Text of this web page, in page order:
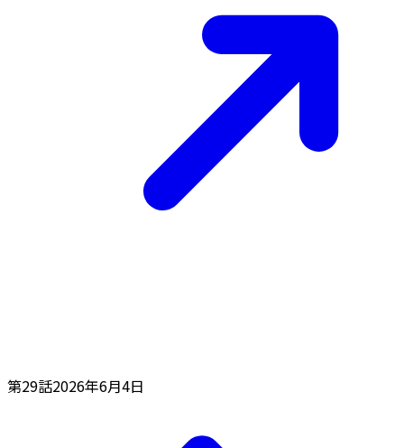
第29話2026年6月4日